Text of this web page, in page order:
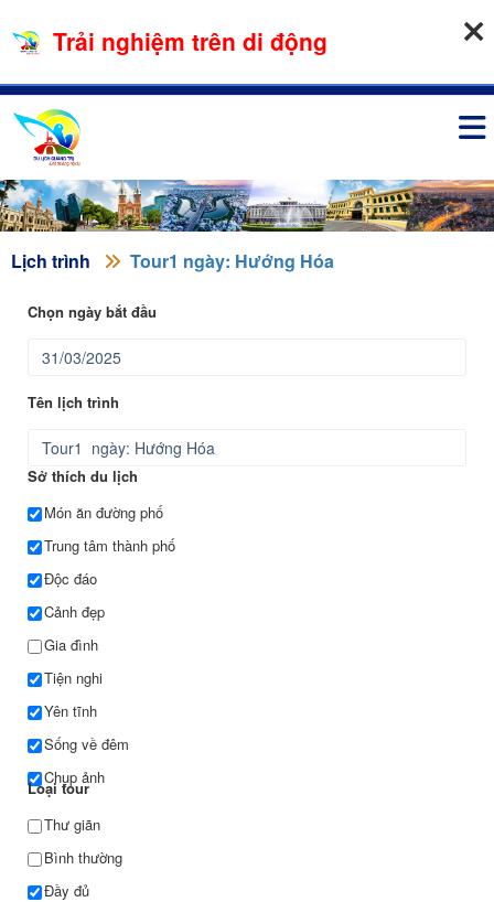
08-08-2026, 03:55:25
Lịch trình Tour1 ngày: Hướng Hóa
Chọn ngày bắt đầu
Tên lịch trình
Sở thích du lịch
Món ăn đường phố
Trung tâm thành phố
Độc đáo
Cảnh đẹp
Gia đình
Tiện nghi
Yên tĩnh
Sống về đêm
Chụp ảnh
Loại tour
Thư giãn
Bình thường
Đầy đủ
Trải nghiệm trên di động